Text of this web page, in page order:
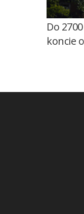
Do
koncie